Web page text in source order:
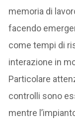
memoria di
facendo
come tempi di
interazione in
Particolare
controlli sono
mentre